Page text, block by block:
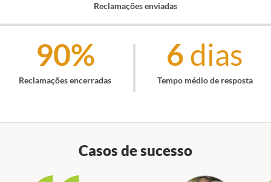
Reclamações enviadas
90%
Reclamações encerradas
6 dias
Tempo médio de resposta
Casos de sucesso